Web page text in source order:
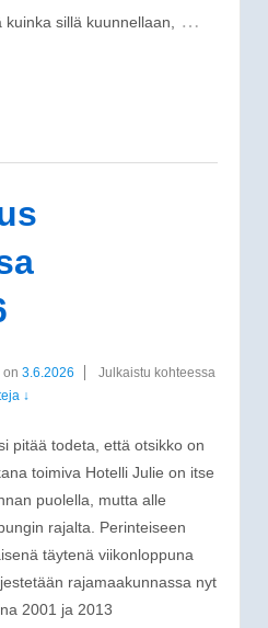
sillä kuunnellaan,
…
on 3.6.2026
Julkaistu kohteessa
↓
pitää todeta, että otsikko on
toimiva Hotelli Julie on itse
puolella, mutta alle
rajalta. Perinteiseen
täytenä viikonloppuna
rajamaakunnassa nyt
2001 ja 2013